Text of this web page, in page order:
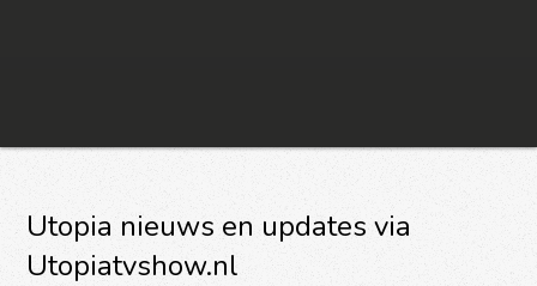
Utopia nieuws en updates via
Utopiatvshow.nl